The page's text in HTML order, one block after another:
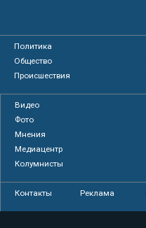
Политика
Общество
Происшествия
Видео
Фото
Мнения
Медиацентр
Колумнисты
Контакты Реклама